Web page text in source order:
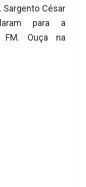
Sargento César
para a
FM. Ouça na